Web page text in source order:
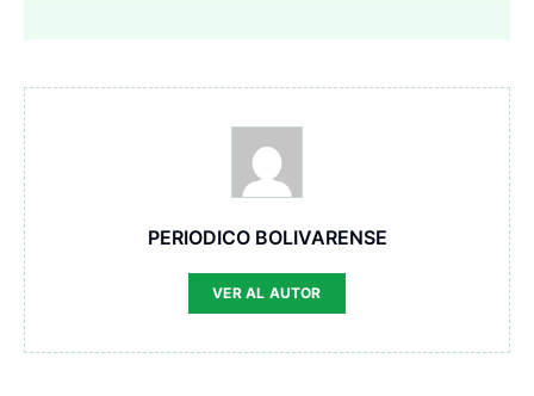
PERIODICO BOLIVARENSE
VER AL AUTOR